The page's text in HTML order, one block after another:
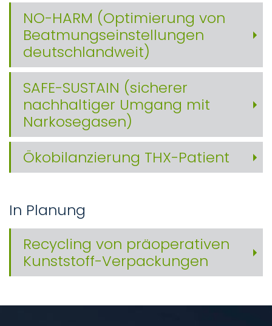
NO-HARM (Optimierung von
Beatmungseinstellungen
deutschlandweit)
SAFE-SUSTAIN (sicherer
nachhaltiger Umgang mit
Narkosegasen)
Ökobilanzierung THX-Patient
In Planung
Recycling von präoperativen
Kunststoff-Verpackungen